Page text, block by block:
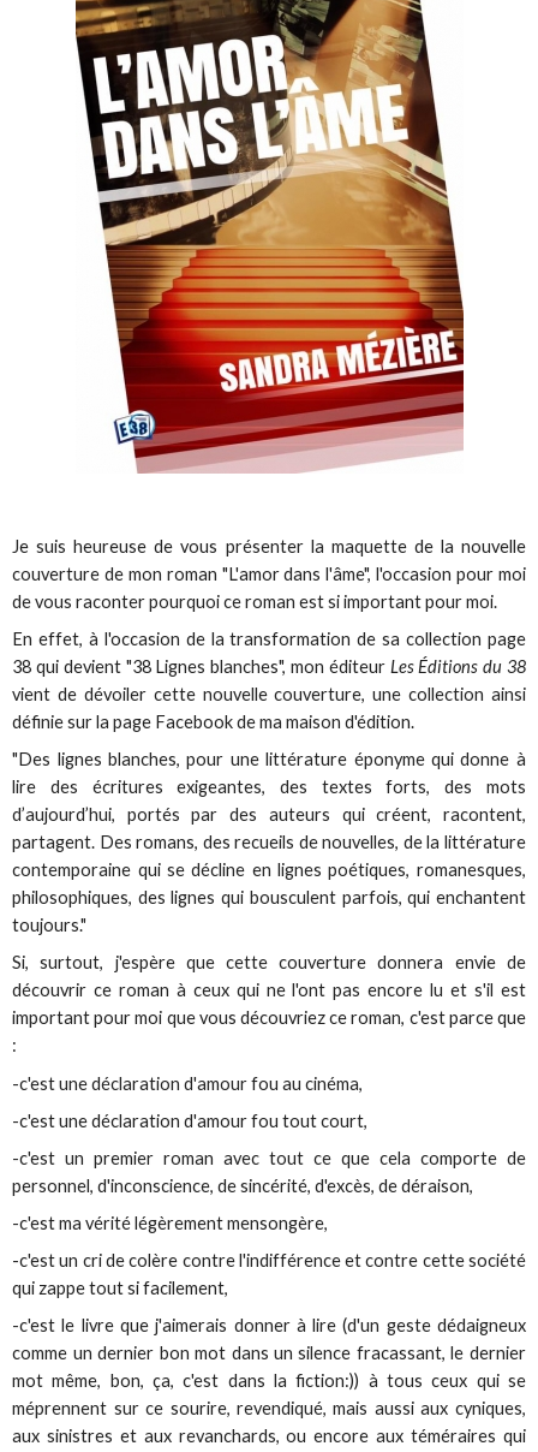
Je suis heureuse de vous présenter la maquette de la nouvelle
couverture de mon roman "L'amor dans l'âme", l'occasion pour moi
de vous raconter pourquoi ce roman est si important pour moi.
En effet, à l'occasion de la transformation de sa collection page
38 qui devient "38 Lignes blanches", mon éditeur Les Éditions du 38
vient de dévoiler cette nouvelle couverture, une collection ainsi
définie sur la page Facebook de ma maison d'édition.
"Des lignes blanches, pour une littérature éponyme qui donne à
lire des écritures exigeantes, des textes forts, des mots
d’aujourd’hui, portés par des auteurs qui créent, racontent,
partagent. Des romans, des recueils de nouvelles, de la littérature
contemporaine qui se décline en lignes poétiques, romanesques,
philosophiques, des lignes qui bousculent parfois, qui enchantent
toujours."
Si, surtout, j'espère que cette couverture donnera envie de
découvrir ce roman à ceux qui ne l'ont pas encore lu et s'il est
important pour moi que vous découvriez ce roman, c'est parce que
:
-c'est une déclaration d'amour fou au cinéma,
-c'est une déclaration d'amour fou tout court,
-c'est un premier roman avec tout ce que cela comporte de
personnel, d'inconscience, de sincérité, d'excès, de déraison,
-c'est ma vérité légèrement mensongère,
-c'est un cri de colère contre l'indifférence et contre cette société
qui zappe tout si facilement,
-c'est le livre que j'aimerais donner à lire (d'un geste dédaigneux
comme un dernier bon mot dans un silence fracassant, le dernier
mot même, bon, ça, c'est dans la fiction:)) à tous ceux qui se
méprennent sur ce sourire, revendiqué, mais aussi aux cyniques,
aux sinistres et aux revanchards, ou encore aux téméraires qui